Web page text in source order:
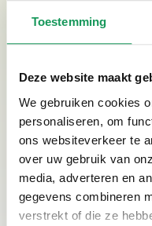
Toestemming
Deze website maakt
We gebruiken cookies
personaliseren, om
ons websiteverkeer te
over uw gebruik van
media, adverteren en
gegevens combineren
verstrekt of die ze
Op Villapark Eureka is
ruiterdiploma
zelfs op de pony
complete ervaring
hebben, maar ook